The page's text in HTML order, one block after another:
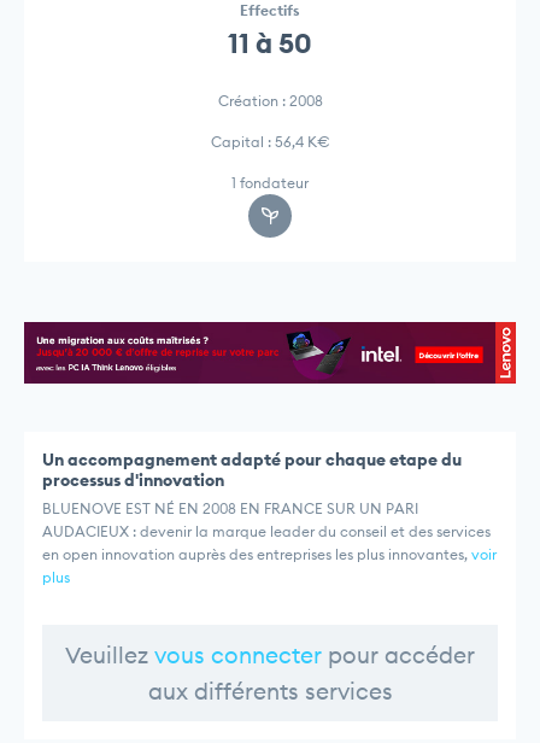
Effectifs
11 à 50
Création : 2008
Capital : 56,4 K€
1 fondateur
Un accompagnement adapté pour chaque etape du
processus d'innovation
BLUENOVE EST NÉ EN 2008 EN FRANCE SUR UN PARI
AUDACIEUX : devenir la marque leader du conseil et des services
en open innovation auprès des entreprises les plus innovantes, voir
plus
Veuillez vous connecter pour accéder
aux différents services